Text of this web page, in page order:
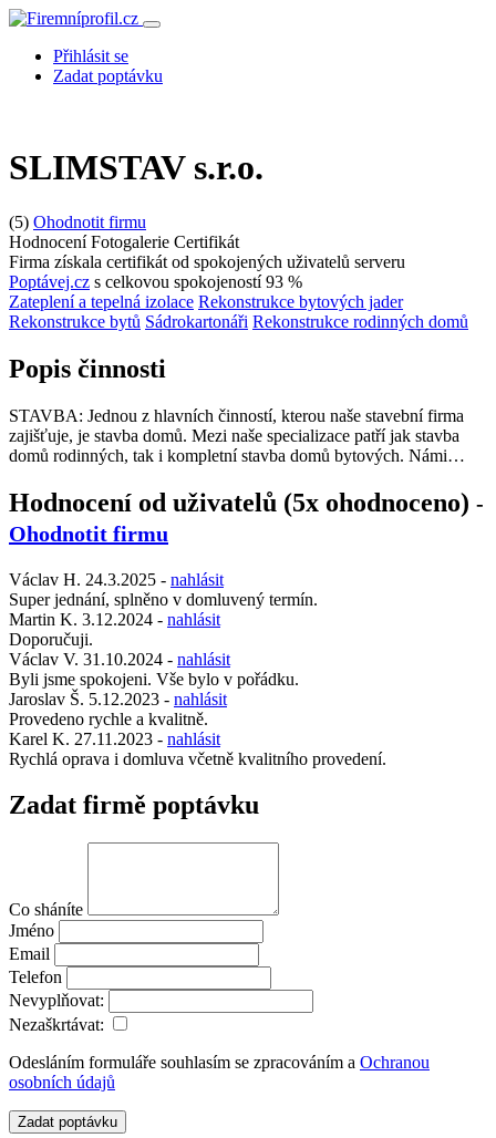
Přihlásit se
Zadat poptávku
SLIMSTAV s.r.o.
(5) Ohodnotit firmu
Hodnocení Fotogalerie Certifikát
Firma získala certifikát od spokojených uživatelů serveru
Poptávej.cz s celkovou spokojeností 93 %
Zateplení a tepelná izolace Rekonstrukce bytových jader
Rekonstrukce bytů Sádrokartonáři Rekonstrukce rodinných domů
Popis činnosti
STAVBA: Jednou z hlavních činností, kterou naše stavební firma
zajišťuje, je stavba domů. Mezi naše specializace patří jak stavba
domů rodinných, tak i kompletní stavba domů bytových. Námi…
Hodnocení od uživatelů (5x ohodnoceno) -
Ohodnotit firmu
Václav H. 24.3.2025 - nahlásit
Super jednání, splněno v domluvený termín.
Martin K. 3.12.2024 - nahlásit
Doporučuji.
Václav V. 31.10.2024 - nahlásit
Byli jsme spokojeni. Vše bylo v pořádku.
Jaroslav Š. 5.12.2023 - nahlásit
Provedeno rychle a kvalitně.
Karel K. 27.11.2023 - nahlásit
Rychlá oprava i domluva včetně kvalitního provedení.
Zadat firmě poptávku
Co sháníte
Jméno
Email
Telefon
Nevyplňovat:
Nezaškrtávat:
Odesláním formuláře souhlasím se zpracováním a Ochranou
osobních údajů
Zadat poptávku